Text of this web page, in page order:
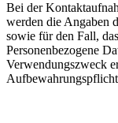
Bei der
werden die Angaben
sowie für den Fall,
Personenbezogene
Verwendungszweck